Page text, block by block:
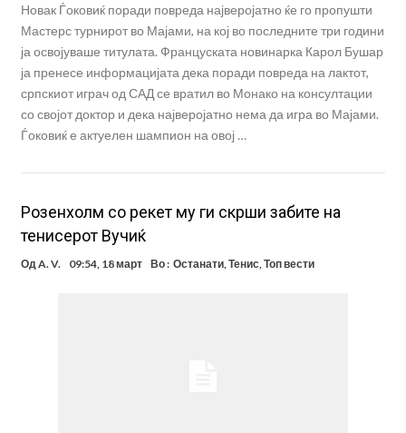
Новак Ѓоковиќ поради повреда најверојатно ќе го пропушти
Мастерс турнирот во Мајами, на кој во последните три години
ја освојуваше титулата. Француската новинарка Карол Бушар
ја пренесе информацијата дека поради повреда на лактот,
српскиот играч од САД се вратил во Монако на консултации
со својот доктор и дека најверојатно нема да игра во Мајами.
Ѓоковиќ е актуелен шампион на овој …
Розенхолм со рекет му ги скрши забите на
тенисерот Вучиќ
Од A. V. 09:54, 18 март Во : Останати, Тенис, Топ вести